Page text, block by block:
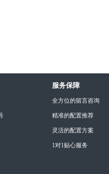
服务保障
全方位的留言咨询
精准的配置推荐
灵活的配置方案
1对1贴心服务